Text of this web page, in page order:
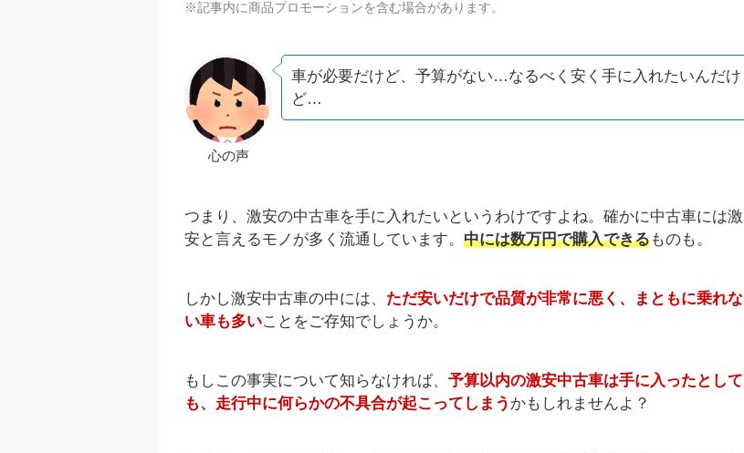
※記事内に商品プロモーションを含む場合があります。
心の声
車が必要だけど、予算がない…なるべく安く手に入れたいんだけ
ど…
つまり、激安の中古車を手に入れたいというわけですよね。確かに中古車には激
安と言えるモノが多く流通しています。 中には数万円で購入できるものも。
しかし激安中古車の中には、 ただ安いだけで品質が非常に悪く、まともに乗れな
い車も多いことをご存知でしょうか。
もしこの事実について知らなければ、 予算以内の激安中古車は手に入ったとして
も、走行中に何らかの不具合が起こってしまう かもしれませんよ？